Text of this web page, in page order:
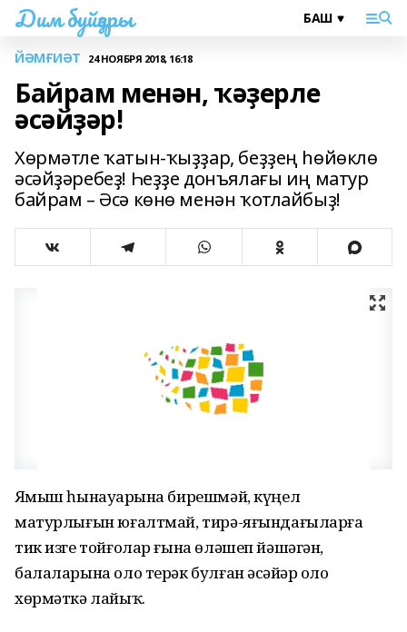
Дим буйҙары
ЙӘМҒИӘТ 24 НОЯБРЯ 2018, 16:18
Байрам менән, ҡәҙерле
әсәйҙәр!
Хөрмәтле ҡатын-ҡыҙҙар, беҙҙең һөйөклө
әсәйҙәребеҙ! Һеҙҙе донъялағы иң матур
байрам – Әсә көнө менән ҡотлайбыҙ!
Яҙмыш һынауҙарына бирешмәй, күңел
матурлығын юғалтмай, тирә-яғындағыларға
тик изге тойғолар ғына өләшеп йәшәгән,
балаларына оло терәк булған әсәйҙәр оло
хөрмәткә лайыҡ.